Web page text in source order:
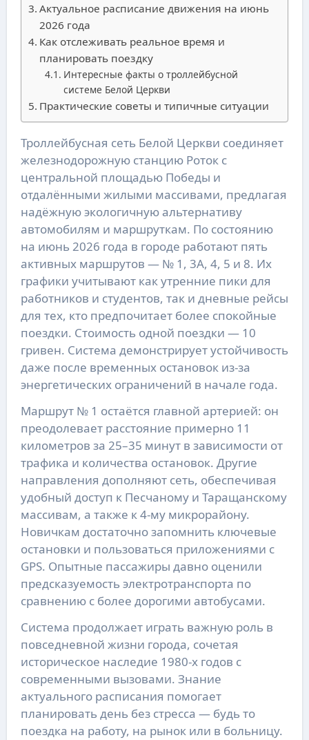
Актуальное расписание движения на июнь
2026 года
Как отслеживать реальное время и
планировать поездку
Интересные факты о троллейбусной
системе Белой Церкви
Практические советы и типичные ситуации
Троллейбусная сеть Белой Церкви соединяет
железнодорожную станцию Роток с
центральной площадью Победы и
отдалёнными жилыми массивами, предлагая
надёжную экологичную альтернативу
автомобилям и маршруткам. По состоянию
на июнь 2026 года в городе работают пять
активных маршрутов — № 1, 3А, 4, 5 и 8. Их
графики учитывают как утренние пики для
работников и студентов, так и дневные рейсы
для тех, кто предпочитает более спокойные
поездки. Стоимость одной поездки — 10
гривен. Система демонстрирует устойчивость
даже после временных остановок из-за
энергетических ограничений в начале года.
Маршрут № 1 остаётся главной артерией: он
преодолевает расстояние примерно 11
километров за 25–35 минут в зависимости от
трафика и количества остановок. Другие
направления дополняют сеть, обеспечивая
удобный доступ к Песчаному и Таращанскому
массивам, а также к 4-му микрорайону.
Новичкам достаточно запомнить ключевые
остановки и пользоваться приложениями с
GPS. Опытные пассажиры давно оценили
предсказуемость электротранспорта по
сравнению с более дорогими автобусами.
Система продолжает играть важную роль в
повседневной жизни города, сочетая
историческое наследие 1980-х годов с
современными вызовами. Знание
актуального расписания помогает
планировать день без стресса — будь то
поездка на работу, на рынок или в больницу.